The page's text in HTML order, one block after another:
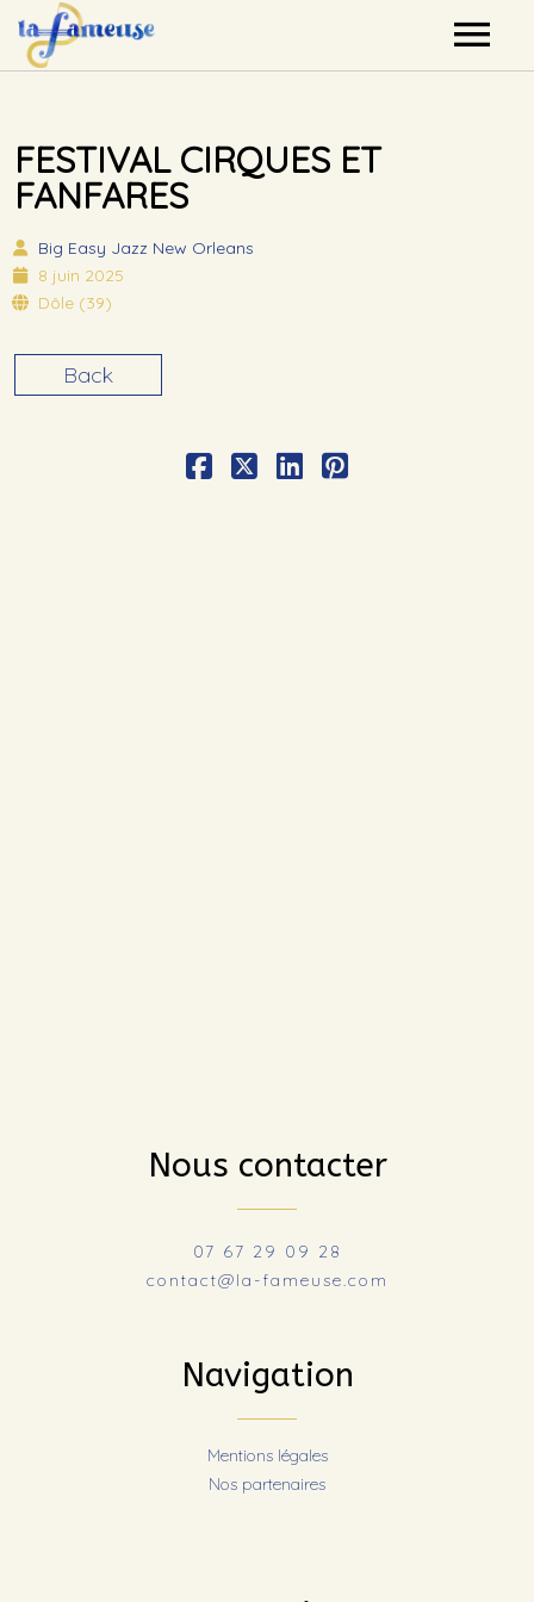
Agenda
FESTIVAL CIRQUES ET
FANFARES
Big Easy Jazz New Orleans
8 juin 2025
Dôle (39)
Back
Nous contacter
07 67 29 09 28
contact@la-fameuse.com
Navigation
Mentions légales
Nos partenaires